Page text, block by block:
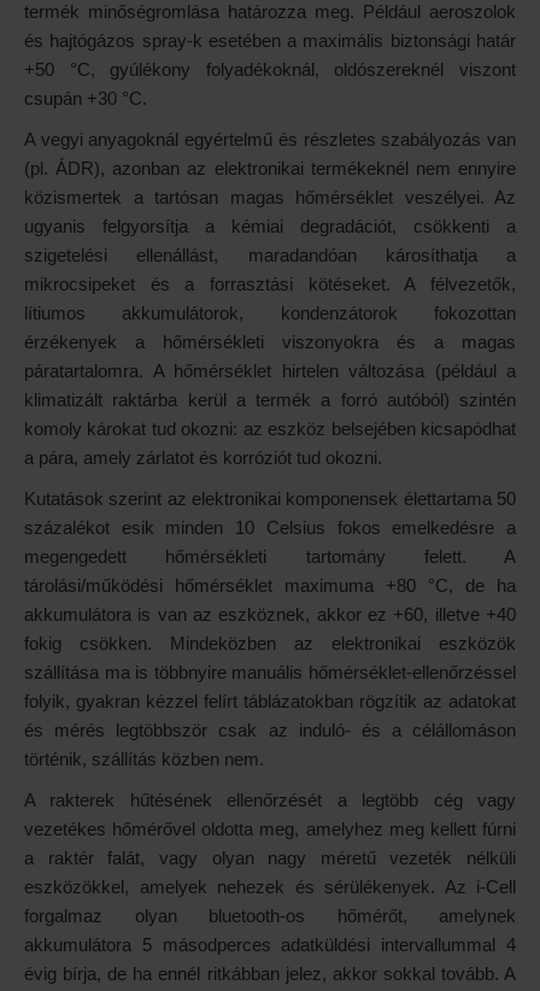
termék minőségromlása határozza meg. Például aeroszolok
és hajtógázos spray-k esetében a maximális biztonsági határ
+50 °C, gyúlékony folyadékoknál, oldószereknél viszont
csupán +30 °C.
A vegyi anyagoknál egyértelmű és részletes szabályozás van
(pl. ÁDR), azonban az elektronikai termékeknél nem ennyire
közismertek a tartósan magas hőmérséklet veszélyei. Az
ugyanis felgyorsítja a kémiai degradációt, csökkenti a
szigetelési ellenállást, maradandóan károsíthatja a
mikrocsipeket és a forrasztási kötéseket. A félvezetők,
lítiumos akkumulátorok, kondenzátorok fokozottan
érzékenyek a hőmérsékleti viszonyokra és a magas
páratartalomra. A hőmérséklet hirtelen változása (például a
klimatizált raktárba kerül a termék a forró autóból) szintén
komoly károkat tud okozni: az eszköz belsejében kicsapódhat
a pára, amely zárlatot és korróziót tud okozni.
Kutatások szerint az elektronikai komponensek élettartama 50
százalékot esik minden 10 Celsius fokos emelkedésre a
megengedett hőmérsékleti tartomány felett. A
tárolási/működési hőmérséklet maximuma +80 °C, de ha
akkumulátora is van az eszköznek, akkor ez +60, illetve +40
fokig csökken. Mindeközben az elektronikai eszközök
szállítása ma is többnyire manuális hőmérséklet-ellenőrzéssel
folyik, gyakran kézzel felírt táblázatokban rögzítik az adatokat
és mérés legtöbbször csak az induló- és a célállomáson
történik, szállítás közben nem.
A rakterek hűtésének ellenőrzését a legtöbb cég vagy
vezetékes hőmérővel oldotta meg, amelyhez meg kellett fúrni
a raktér falát, vagy olyan nagy méretű vezeték nélküli
eszközökkel, amelyek nehezek és sérülékenyek. Az i-Cell
forgalmaz olyan bluetooth-os hőmérőt, amelynek
akkumulátora 5 másodperces adatküldési intervallummal 4
évig bírja, de ha ennél ritkábban jelez, akkor sokkal tovább. A